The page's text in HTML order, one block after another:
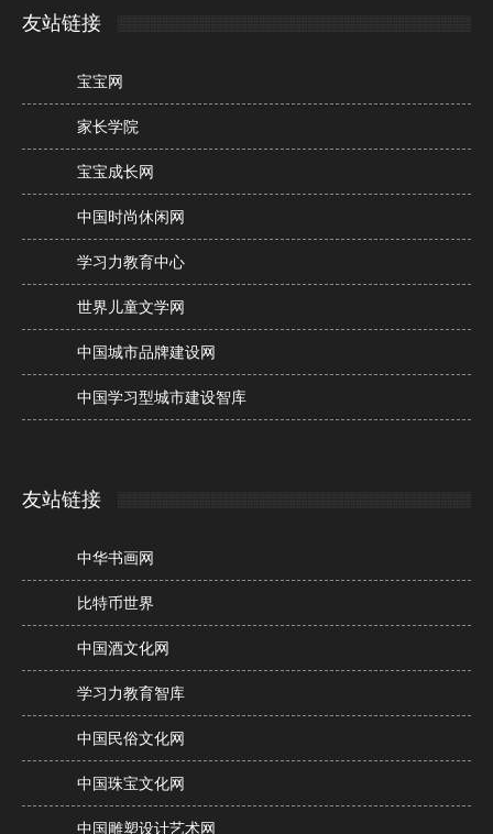
友站链接
宝宝网
家长学院
宝宝成长网
中国时尚休闲网
学习力教育中心
世界儿童文学网
中国城市品牌建设网
中国学习型城市建设智库
友站链接
中华书画网
比特币世界
中国酒文化网
学习力教育智库
中国民俗文化网
中国珠宝文化网
中国雕塑设计艺术网